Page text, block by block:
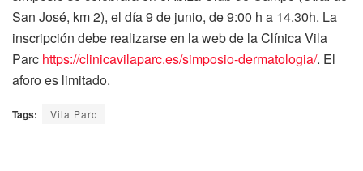
San José, km 2), el día 9 de junio, de 9:00 h a 14.30h. La
inscripción debe realizarse en la web de la Clínica Vila
Parc https://clinicavilaparc.es/simposio-dermatologia/. El
aforo es limitado.
Tags: Vila Parc